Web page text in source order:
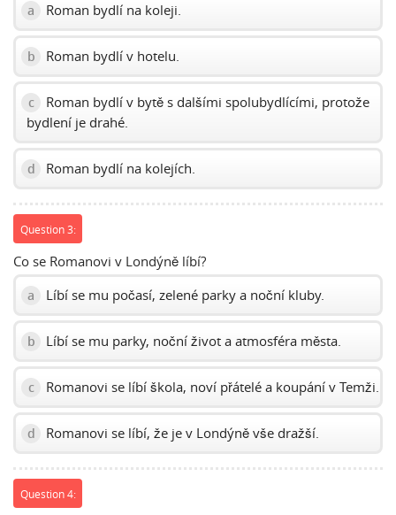
a Roman bydlí na koleji.
b Roman bydlí v hotelu.
c
Roman bydlí v bytě s dalšími spolubydlícími, protože
bydlení je drahé.
d Roman bydlí na kolejích.
Question 3:
Co se Romanovi v Londýně líbí?
a Líbí se mu počasí, zelené parky a noční kluby.
b Líbí se mu parky, noční život a atmosféra města.
c Romanovi se líbí škola, noví přátelé a koupání v Temži.
d Romanovi se líbí, že je v Londýně vše dražší.
Question 4: